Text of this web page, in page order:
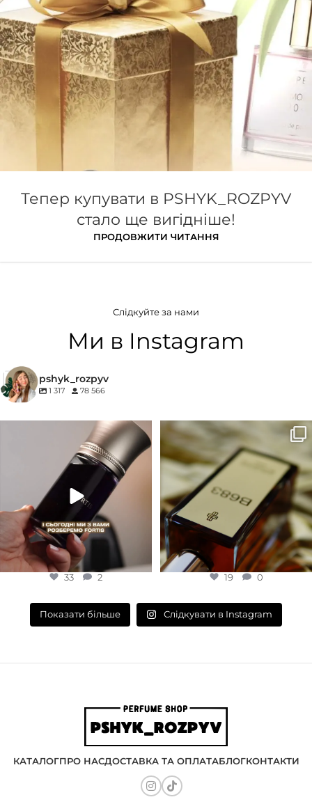
Тепер купувати в PSHYK_ROZPYV
стало ще вигідніше!
ПРОДОВЖИТИ ЧИТАННЯ
Слідкуйте за нами
Ми в Instagram
pshyk_rozpyv
1 317 78 566
Для замовлення переходьте на
сайт або в Instagram...
33 2
33 2
Marc-Antoine Barrois B683 - це
запах вечора в
19
19 0
Показати більше Слідкувати в Instagram
КАТАЛОГПРО НАСДОСТАВКА ТА ОПЛАТАБЛОГКОНТАКТИ